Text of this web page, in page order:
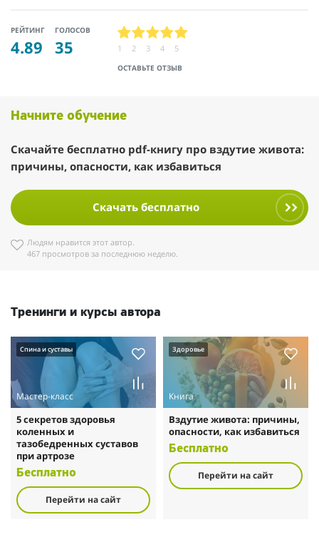
РЕЙТИНГ
4.89
ГОЛОСОВ
35
ОСТАВЬТЕ ОТЗЫВ
1 2 3 4 5
Начните обучение
Скачайте бесплатно pdf-книгу про вздутие живота:
причины, опасности, как избавиться
Скачать бесплатно
Людям нравится этот автор.
467 просмотров за последнюю неделю.
Тренинги и курсы автора
Спина и суставы
Мастер-класс
5 секретов здоровья
коленных и
тазобедренных суставов
при артрозе
Бесплатно
Перейти на сайт
Здоровье
Книга
Вздутие живота: причины,
опасности, как избавиться
Бесплатно
Перейти на сайт